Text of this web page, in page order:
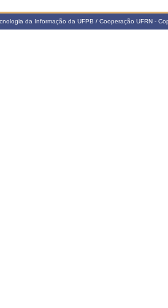
da Informação da UFPB / Cooperação UFRN -